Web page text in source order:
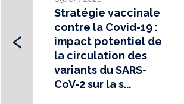
Stratégie vaccinale
contre la Covid-19 :
impact potentiel de
la circulation des
variants du SARS-
CoV-2 sur la s...
‹